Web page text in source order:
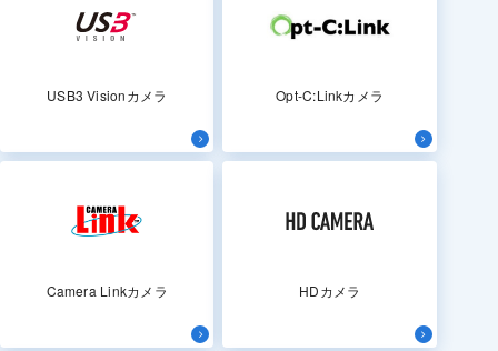
USB3 Visionカメラ Opt-C:Linkカメラ
Camera Linkカメラ HDカメラ